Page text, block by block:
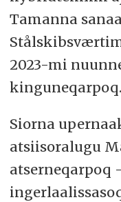
Tamanna
2023-mi
kinguneqarpoq.
Siorna
atsiisoralugu